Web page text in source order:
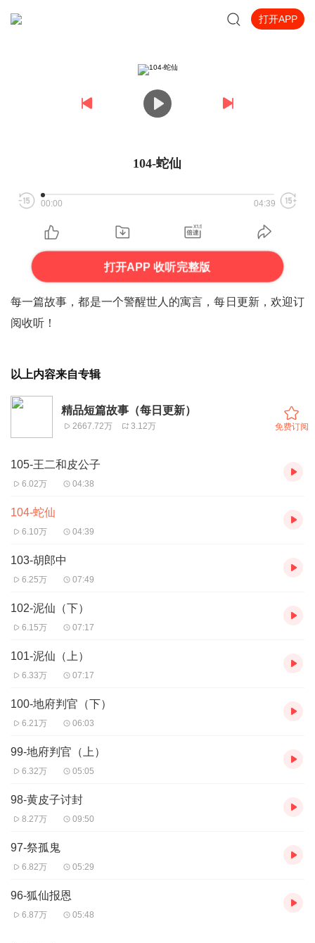
打开APP
104-蛇仙
00:00 04:39
打开APP 收听完整版
每一篇故事，都是一个警醒世人的寓言，每日更新，欢迎订
阅收听！
以上内容来自专辑
精品短篇故事（每日更新）
2667.72万 3.12万 免费订阅
105-王二和皮公子
6.02万 04:38
104-蛇仙
6.10万 04:39
103-胡郎中
6.25万 07:49
102-泥仙（下）
6.15万 07:17
101-泥仙（上）
6.33万 07:17
100-地府判官（下）
6.21万 06:03
99-地府判官（上）
6.32万 05:05
98-黄皮子讨封
8.27万 09:50
97-祭孤鬼
6.82万 05:29
96-狐仙报恩
6.87万 05:48